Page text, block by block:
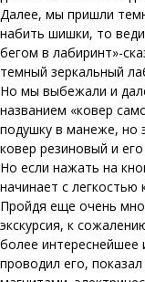
Далее, мы пришли
набить шишки, то
бегом в лабиринт»-
темный зеркальный
Но мы выбежали и
названием «ковер
подушку в манеже, но
ковер резиновый и
Но если нажать на
начинает с легкостью
Пройдя еще очень
экскурсия, к
более
проводил его,